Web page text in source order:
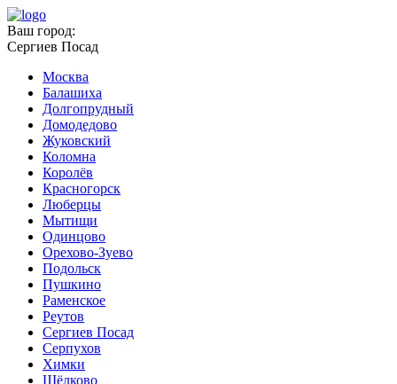
Ваш город:
Сергиев Посад
Москва
Балашиха
Долгопрудный
Домодедово
Жуковский
Коломна
Королёв
Красногорск
Люберцы
Мытищи
Одинцово
Орехово-Зуево
Подольск
Пушкино
Раменское
Реутов
Сергиев Посад
Серпухов
Химки
Щёлково